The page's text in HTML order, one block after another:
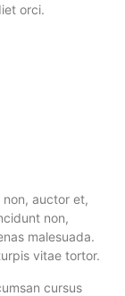
orci.
non, auctor et,
non,
malesuada.
vitae tortor.
cursus